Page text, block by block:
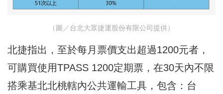
（圖／台北大眾捷運股份有限公司提供）
北捷指出，至於每月票價支出超過1200元者，
可購買使用TPASS 1200定期票，在30天內不限
搭乘基北北桃轄內公共運輸工具，包含：台